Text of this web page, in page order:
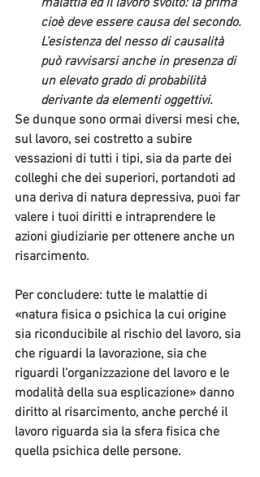
malattia ed il lavoro svolto: la prima
cioè deve essere causa del secondo.
L’esistenza del nesso di causalità
può ravvisarsi anche in presenza di
un elevato grado di probabilità
derivante da elementi oggettivi.
Se dunque sono ormai diversi mesi che,
sul lavoro, sei costretto a subire
vessazioni di tutti i tipi, sia da parte dei
colleghi che dei superiori, portandoti ad
una deriva di natura depressiva, puoi far
valere i tuoi diritti e intraprendere le
azioni giudiziarie per ottenere anche un
risarcimento.
Per concludere: tutte le malattie di
«natura fisica o psichica la cui origine
sia riconducibile al rischio del lavoro, sia
che riguardi la lavorazione, sia che
riguardi l’organizzazione del lavoro e le
modalità della sua esplicazione» danno
diritto al risarcimento, anche perché il
lavoro riguarda sia la sfera fisica che
quella psichica delle persone.